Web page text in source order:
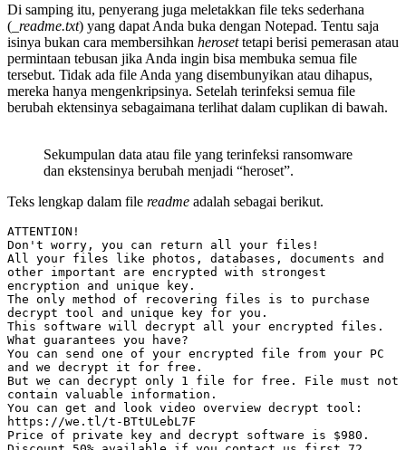
Di samping itu, penyerang juga meletakkan file teks sederhana
( _readme.txt) yang dapat Anda buka dengan Notepad. Tentu saja
isinya bukan cara membersihkan herosettetapi berisi pemerasan atau
permintaan tebusan jika Anda ingin bisa membuka semua file
tersebut. Tidak ada file Anda yang disembunyikan atau dihapus,
mereka hanya mengenkripsinya. Setelah terinfeksi semua file
berubah ektensinya sebagaimana terlihat dalam cuplikan di bawah.
Sekumpulan data atau file yang terinfeksi ransomware
dan ekstensinya berubah menjadi “heroset”.
Teks lengkap dalam file readme adalah sebagai berikut.
ATTENTION!
Don't worry, you can return all your files!
All your files like photos, databases, documents and
other important are encrypted with strongest
encryption and unique key.
The only method of recovering files is to purchase
decrypt tool and unique key for you.
This software will decrypt all your encrypted files.
What guarantees you have?
You can send one of your encrypted file from your PC
and we decrypt it for free.
But we can decrypt only 1 file for free. File must not
contain valuable information.
You can get and look video overview decrypt tool:
https://we.tl/t-BTtULebL7F
Price of private key and decrypt software is $980.